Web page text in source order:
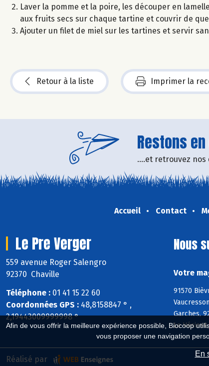
Afin de vous offrir la meilleure expérience possible, Biocoop
vous proposer une navigation
En
Laver la pomme et la poire, les découper en
aux fruits secs sur chaque tartine et couvrir de
Ajouter un filet de miel sur les tartines et servir
Retour à la liste Imprimer la
Restons
....et retrouvez
Accueil Contact
Le Pre Verger
559 avenue Roger Salengro
92370 Chaville
Téléphone : 01 41 15 22 60
Coordonnées GPS : 48,8158847 ° ,
2,19443009999998 °
Nous
Votre
91570
Garches,
Le
Réalisé par